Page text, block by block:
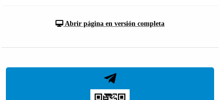
Abrir página en versión completa